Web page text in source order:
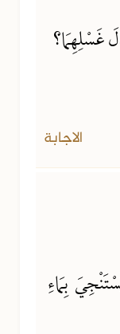
غَسْلِهِمَا؟
الاجابة
بِمَاءِ